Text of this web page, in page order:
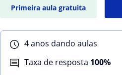
Primeira aula gratuita
4 anos dando aulas
Taxa de resposta 100%